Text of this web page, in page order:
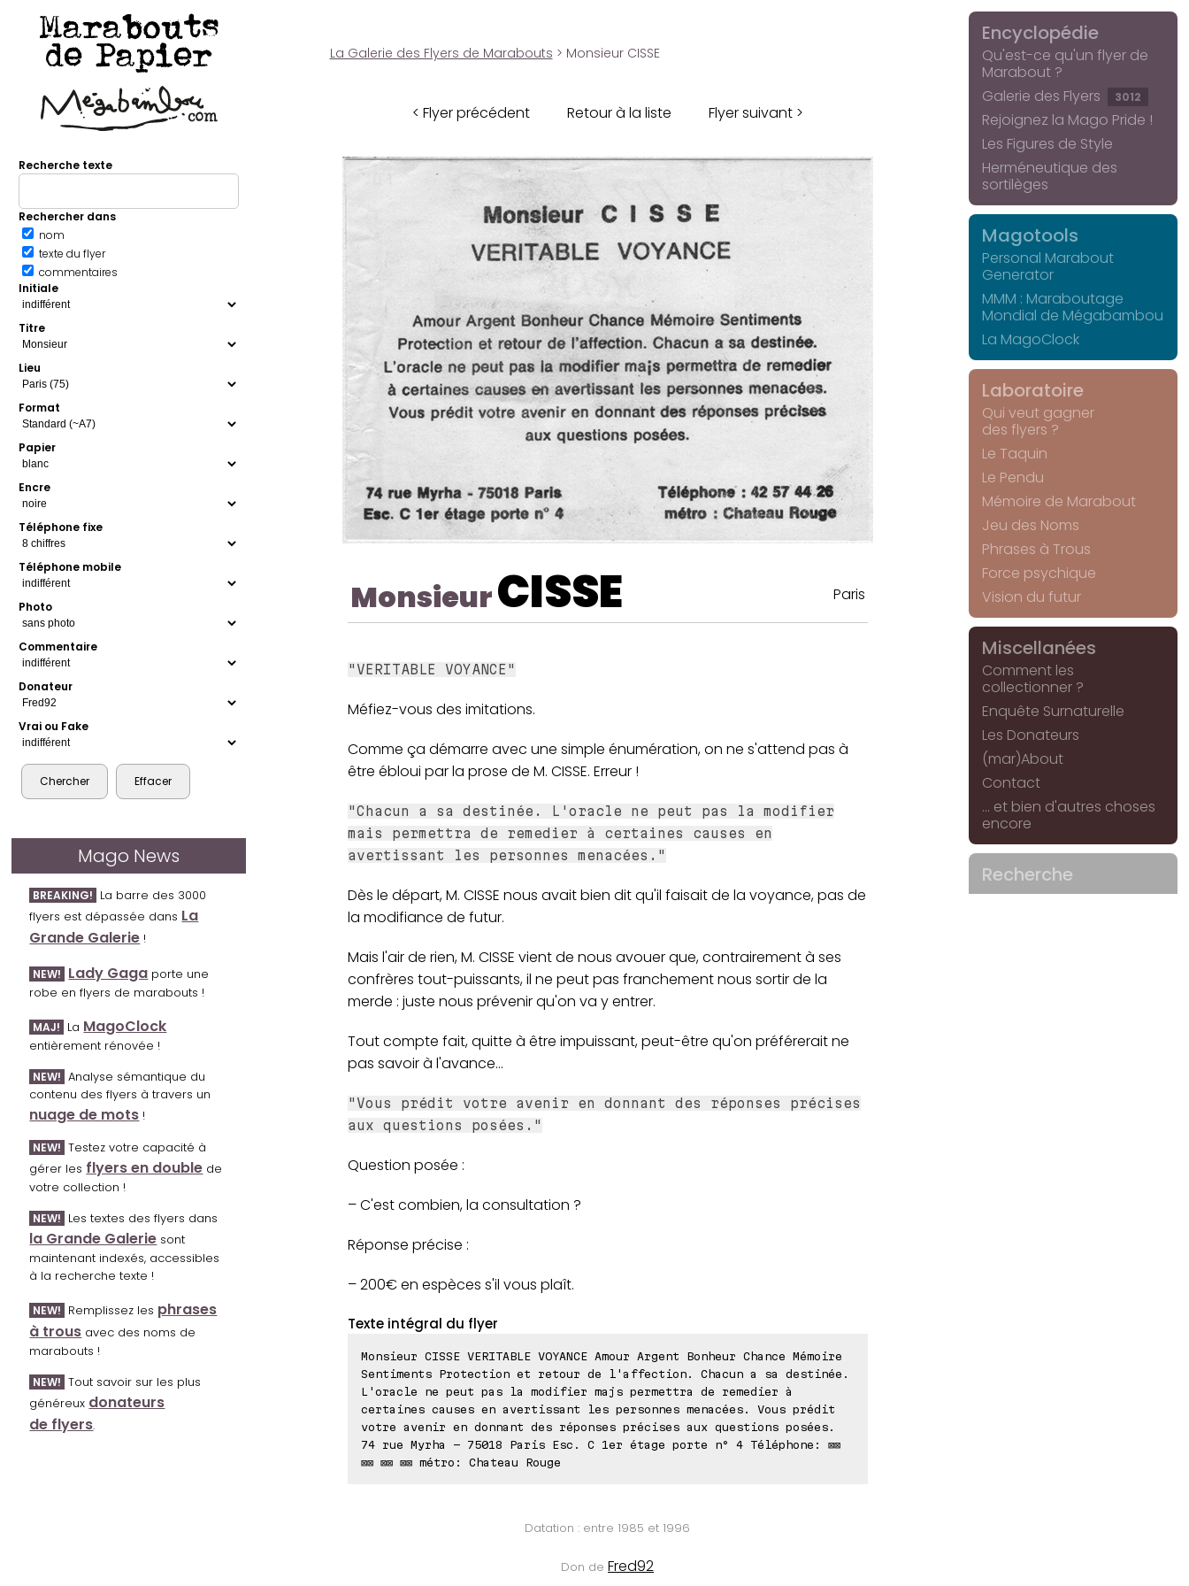
Marabouts
de Papier
Recherche texte
Rechercher dans
nom
texte du flyer
commentaires
Initiale
Titre
Lieu
Format
Papier
Encre
Téléphone fixe
Téléphone mobile
Photo
Commentaire
Donateur
Vrai ou Fake
Mago News
BREAKING! La barre des 3000
flyers est dépassée dans La
Grande Galerie !
NEW! Lady Gaga porte une
robe en flyers de marabouts !
MAJ! La MagoClock
entièrement rénovée !
NEW! Analyse sémantique du
contenu des flyers à travers un
nuage de mots !
NEW! Testez votre capacité à
gérer les flyers en double de
votre collection !
NEW! Les textes des flyers dans
la Grande Galerie sont
maintenant indexés, accessibles
à la recherche texte !
NEW! Remplissez les phrases
à trous avec des noms de
marabouts !
NEW! Tout savoir sur les plus
généreux donateurs
de flyers.
La Galerie des Flyers de Marabouts > Monsieur CISSE
< Flyer précédent Retour à la liste Flyer suivant >
MonsieurCISSE Paris
"VERITABLE VOYANCE"
Méfiez-vous des imitations.
Comme ça démarre avec une simple énumération, on ne s'attend pas à
être ébloui par la prose de M. CISSE. Erreur !
"Chacun a sa destinée. L'oracle ne peut pas la modifier
mais permettra de remedier à certaines causes en
avertissant les personnes menacées."
Dès le départ, M. CISSE nous avait bien dit qu'il faisait de la voyance, pas de
la modifiance de futur.
Mais l'air de rien, M. CISSE vient de nous avouer que, contrairement à ses
confrères tout-puissants, il ne peut pas franchement nous sortir de la
merde : juste nous prévenir qu'on va y entrer.
Tout compte fait, quitte à être impuissant, peut-être qu'on préférerait ne
pas savoir à l'avance...
"Vous prédit votre avenir en donnant des réponses précises
aux questions posées."
Question posée :
– C'est combien, la consultation ?
Réponse précise :
– 200€ en espèces s'il vous plaît.
Texte intégral du flyer
Monsieur CISSE VERITABLE VOYANCE Amour Argent Bonheur Chance Mémoire
Sentiments Protection et retour de l'affection. Chacun a sa destinée.
L'oracle ne peut pas la modifier majs permettra de remedier à
certaines causes en avertissant les personnes menacées. Vous prédit
votre avenir en donnant des réponses précises aux questions posées.
74 rue Myrha - 75018 Paris Esc. C 1er étage porte n° 4 Téléphone: ⊠⊠
⊠⊠ ⊠⊠ ⊠⊠ métro: Chateau Rouge
Datation : entre 1985 et 1996
Don de Fred92
Encyclopédie
Qu'est-ce qu'un flyer de
Marabout ?
Galerie des Flyers
3012
Rejoignez la Mago Pride !
Les Figures de Style
Herméneutique des
sortilèges
Magotools
Personal Marabout
Generator
MMM : Maraboutage
Mondial de Mégabambou
La MagoClock
Laboratoire
Qui veut gagner
des flyers ?
Le Taquin
Le Pendu
Mémoire de Marabout
Jeu des Noms
Phrases à Trous
Force psychique
Vision du futur
Miscellanées
Comment les
collectionner ?
Enquête Surnaturelle
Les Donateurs
(mar)About
Contact
... et bien d'autres choses
encore
Recherche